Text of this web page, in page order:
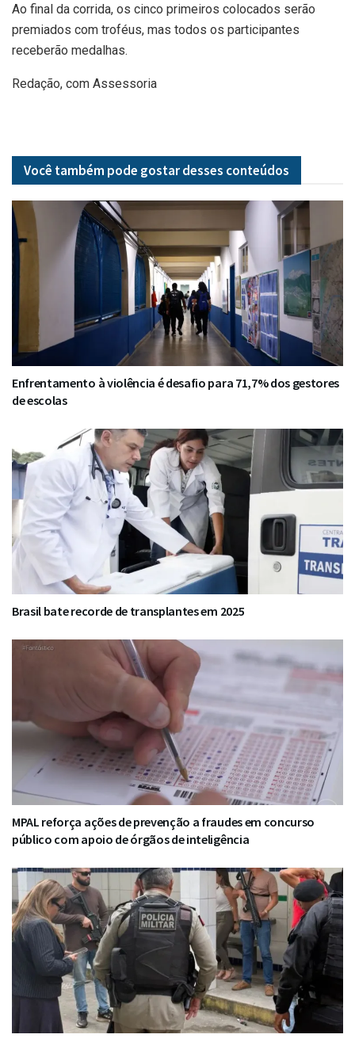
Ao final da corrida, os cinco primeiros colocados serão
premiados com troféus, mas todos os participantes
receberão medalhas.
Redação, com Assessoria
Você também pode gostar desses conteúdos
Enfrentamento à violência é desafio para 71,7% dos gestores
de escolas
Brasil bate recorde de transplantes em 2025
MPAL reforça ações de prevenção a fraudes em concurso
público com apoio de órgãos de inteligência